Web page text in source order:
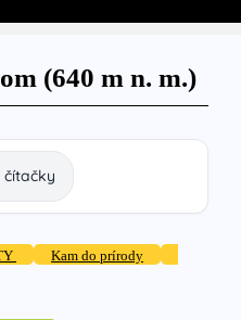
(640 m n. m.)
čítačky
Kam do prírody